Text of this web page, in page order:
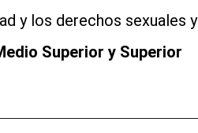
y los derechos sexuales y
Superior y Superior